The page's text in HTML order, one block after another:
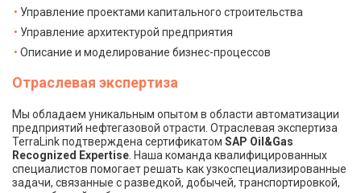
Управление проектами капитального строительства
Управление архитектурой предприятия
Описание и моделирование бизнес-процессов
Отраслевая экспертиза
Мы обладаем уникальным опытом в области автоматизации
предприятий нефтегазовой отрасти. Отраслевая экспертиза
TerraLink подтверждена сертификатом SAP Oil&Gas
Recognized Expertise. Наша команда квалифицированных
специалистов помогает решать как узкоспециализированные
задачи, связанные с разведкой, добычей, транспортировкой,